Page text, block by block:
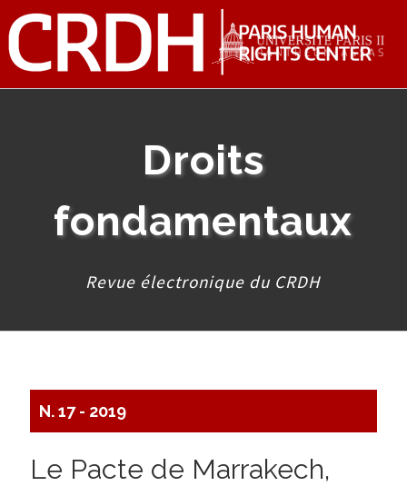
Droits
fondamentaux
Revue électronique du CRDH
N. 17 - 2019
Le Pacte de Marrakech,